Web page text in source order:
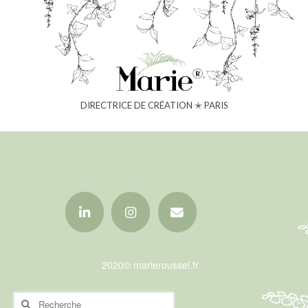
DIRECTRICE DE CRÉATION ✭ PARIS
2020© marieroussel.fr
Rechercher